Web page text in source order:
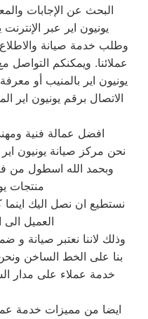
البحث عن الإجابات
يونيون اير عبر
وطلب خدمة صيانة
عملائنا. ويمكنكم
يونيون اير بالمنيب أو
الاتصال برقم يونيون اير
افضل عمالة فنية
نحن مركز صيانة يونيون
وبحمد الله اسطول من
منتجات
نستطيع ان نصل اليك
العميل
وذلك لاننا نعتبر صيانة و
بنا على الخط الساخن
خدمة عملاء على مدار
ايضا من مميزات خدمة